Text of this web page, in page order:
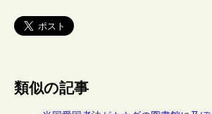
類似の記事